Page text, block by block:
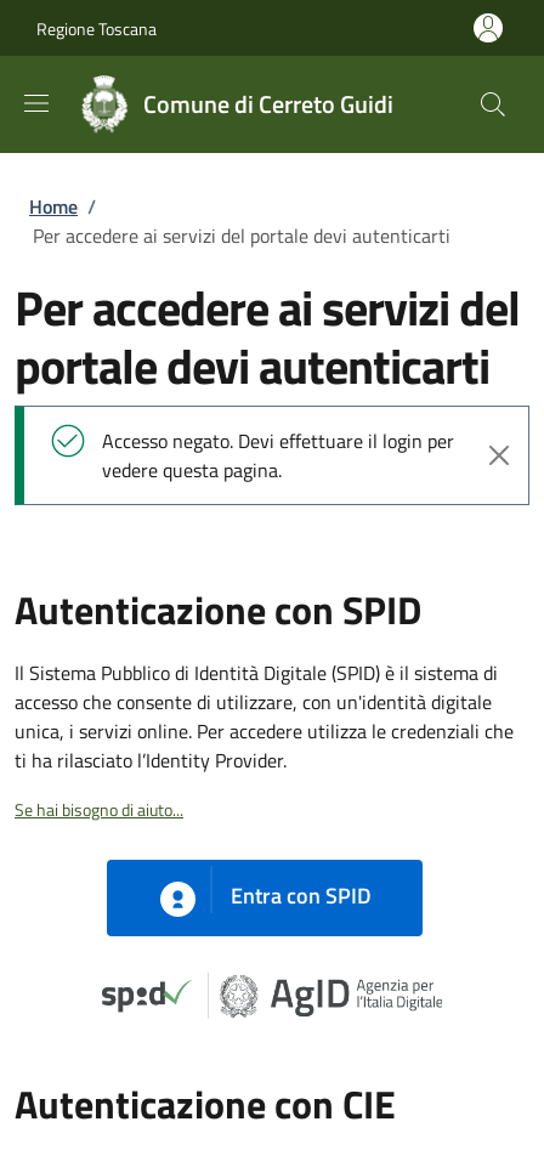
Regione Toscana
Comune di Cerreto Guidi
Briciole di pane
Home /
Per accedere ai servizi del portale devi autenticarti
Per accedere ai servizi del
portale devi autenticarti
Messaggio di stato
Accesso negato. Devi effettuare il login per
vedere questa pagina.
Autenticazione con SPID
Il Sistema Pubblico di Identità Digitale (SPID) è il sistema di
accesso che consente di utilizzare, con un'identità digitale
unica, i servizi online. Per accedere utilizza le credenziali che
ti ha rilasciato l’Identity Provider.
Se hai bisogno di aiuto...
Entra con SPID
Autenticazione con CIE